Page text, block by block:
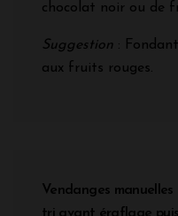
chocolat noir ou de
Suggestion :
aux fruits rouges.
Vendanges